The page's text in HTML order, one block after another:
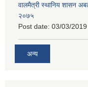
वालमैत्री स्थानिय शासन
२०७५
Post date: 03/03/
अन्य